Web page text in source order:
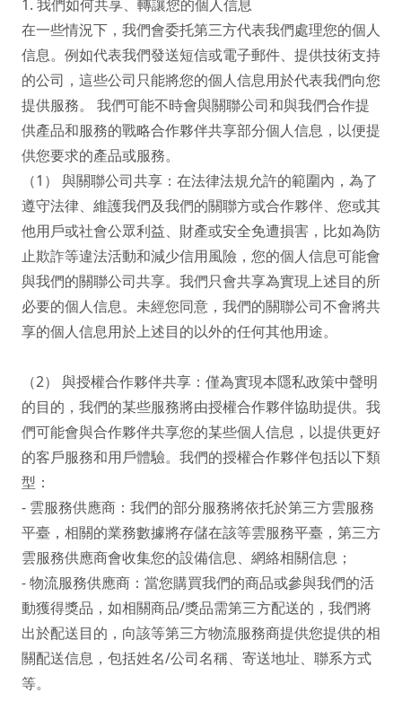
1. 我們如何共享、轉讓您的個人信息
在一些情況下，我們會委托第三方代表我們處理您的個人
信息。例如代表我們發送短信或電子郵件、提供技術支持
的公司，這些公司只能將您的個人信息用於代表我們向您
提供服務。 我們可能不時會與關聯公司和與我們合作提
供產品和服務的戰略合作夥伴共享部分個人信息，以便提
供您要求的產品或服務。
（1） 與關聯公司共享：在法律法規允許的範圍內，為了
遵守法律、維護我們及我們的關聯方或合作夥伴、您或其
他用戶或社會公眾利益、財產或安全免遭損害，比如為防
止欺詐等違法活動和減少信用風險，您的個人信息可能會
與我們的關聯公司共享。我們只會共享為實現上述目的所
必要的個人信息。未經您同意，我們的關聯公司不會將共
享的個人信息用於上述目的以外的任何其他用途。
（2） 與授權合作夥伴共享：僅為實現本隱私政策中聲明
的目的，我們的某些服務將由授權合作夥伴協助提供。我
們可能會與合作夥伴共享您的某些個人信息，以提供更好
的客戶服務和用戶體驗。我們的授權合作夥伴包括以下類
型：
- 雲服務供應商：我們的部分服務將依托於第三方雲服務
平臺，相關的業務數據將存儲在該等雲服務平臺，第三方
雲服務供應商會收集您的設備信息、網絡相關信息；
- 物流服務供應商：當您購買我們的商品或參與我們的活
動獲得獎品，如相關商品/獎品需第三方配送的，我們將
出於配送目的，向該等第三方物流服務商提供您提供的相
關配送信息，包括姓名/公司名稱、寄送地址、聯系方式
等。